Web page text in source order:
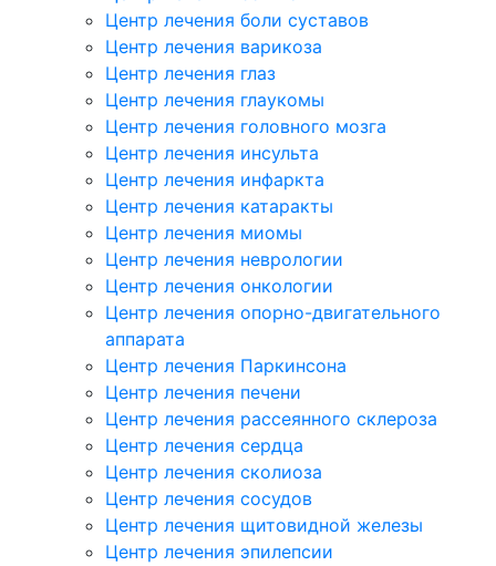
Центр лечения боли суставов
Центр лечения варикоза
Центр лечения глаз
Центр лечения глаукомы
Центр лечения головного мозга
Центр лечения инсульта
Центр лечения инфаркта
Центр лечения катаракты
Центр лечения миомы
Центр лечения неврологии
Центр лечения онкологии
Центр лечения опорно-двигательного
аппарата
Центр лечения Паркинсона
Центр лечения печени
Центр лечения рассеянного склероза
Центр лечения сердца
Центр лечения сколиоза
Центр лечения сосудов
Центр лечения щитовидной железы
Центр лечения эпилепсии